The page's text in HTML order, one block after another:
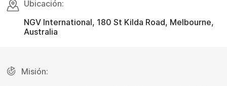
Ubicación:
NGV International, 180 St Kilda Road, Melbourne,
Australia
Misión: